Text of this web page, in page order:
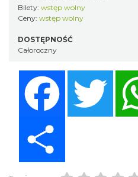
Bilety: wstęp wolny
Ceny: wstęp wolny
DOSTĘPNOŚĆ
Całoroczny